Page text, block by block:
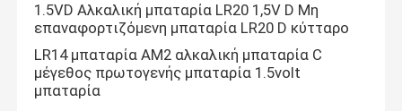
1.5VD Αλκαλική μπαταρία LR20 1,5V D Μη
επαναφορτιζόμενη μπαταρία LR20 D κύτταρο
LR14 μπαταρία AM2 αλκαλική μπαταρία C
μέγεθος πρωτογενής μπαταρία 1.5volt
μπαταρία